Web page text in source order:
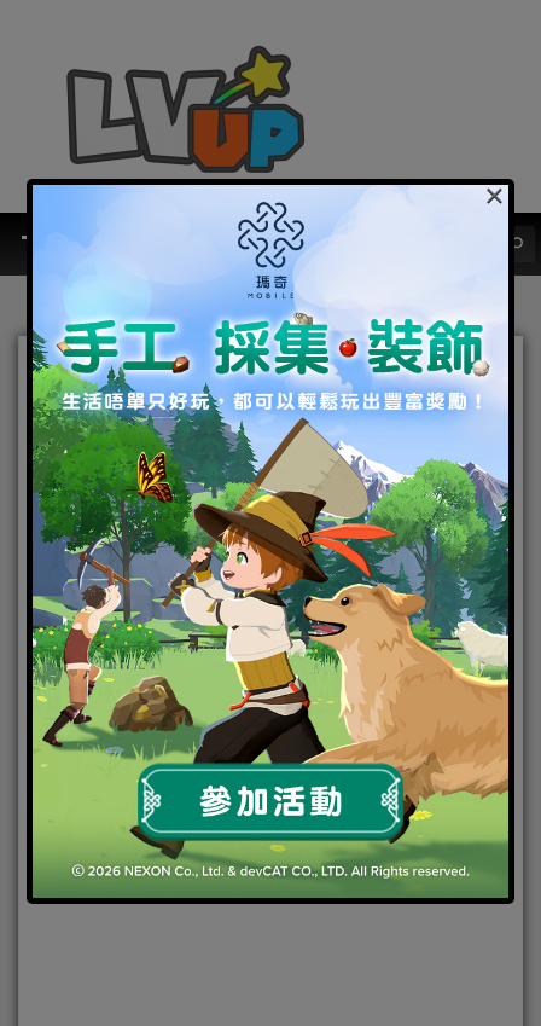
娘化精靈引領邁進大師之
路！《寵物聯盟》雙平台公
測～喵
2015-10-26|Android,IOS,手機遊戲 寵物聯盟
×